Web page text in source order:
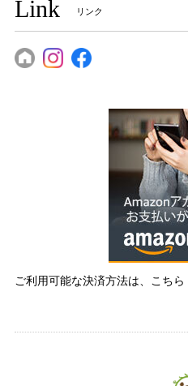
Link リンク
ご利用可能な決済方法は、こちら